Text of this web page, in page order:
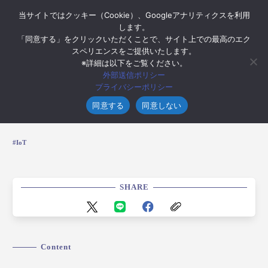
【IoT】MESH使ってIoTやってみまっし！
IoT
SHARE
Content
当サイトではクッキー（Cookie）、Googleアナリティクスを利用
します。
「同意する」をクリックいただくことで、サイト上での最高のエク
スペリエンスをご提供いたします。
※詳細は以下をご覧ください。
外部送信ポリシー
プライバシーポリシー
同意する
同意しない